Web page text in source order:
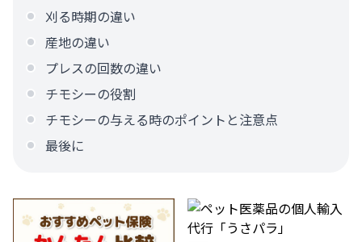
刈る時期の違い
産地の違い
プレスの回数の違い
チモシーの役割
チモシーの与える時のポイントと注意点
最後に